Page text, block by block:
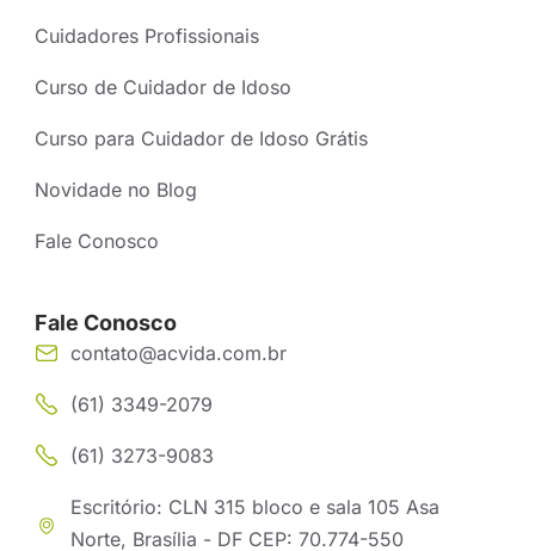
Cuidadores Profissionais
Curso de Cuidador de Idoso
Curso para Cuidador de Idoso Grátis
Novidade no Blog
Fale Conosco
Fale Conosco
contato@acvida.com.br
(61) 3349-2079
(61) 3273-9083
Escritório: CLN 315 bloco e sala 105 Asa
Norte, Brasília - DF CEP: 70.774-550